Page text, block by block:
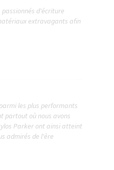
passionnés d'écriture
extravagants afin
les plus performants
partout où nous avons
Parker ont ainsi atteint
admirés de l'ère